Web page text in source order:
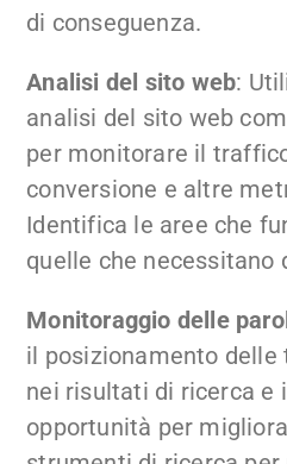
di conseguenza.
Analisi del sito web:
analisi del sito web
per monitorare il
conversione e altre
Identifica le aree che
quelle che necessitano
Monitoraggio delle
il posizionamento delle
nei risultati di ricerca e
opportunità per